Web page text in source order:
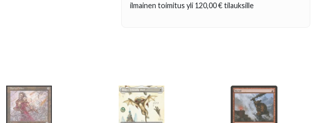
ilmainen toimitus yli 120,00 €tilauksille